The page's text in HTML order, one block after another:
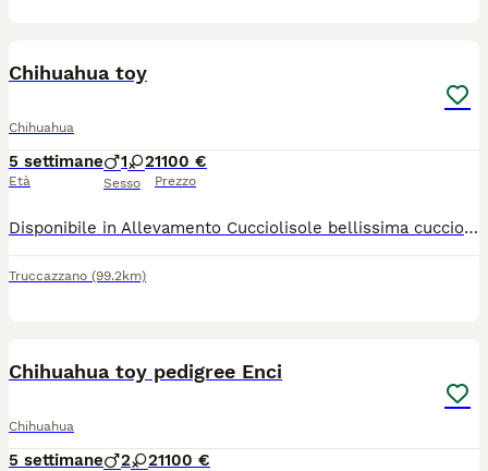
Chihuahua toy
Chihuahua
5 settimane
Età
1 2
Sesso
1100 €
Prezzo
Disponibile in Allevamento Cucciolisole bellissima cucciola di chihuahua sia femmina che maschio. La cucciola avrà doppia sverminazione, primo e secondo vaccino, libretto sanitario e visita veterinaria, microchip con relativo passaggio di proprietà e trattamento antiparassitario, PEDIGREE ENCI. Sarà abituata all'uso della traversina igienica e socializzata con altri cani e gatti. Cresce in famiglia giocando con bambini... Per info e video anche whatapp al 329 6954062
Truccazzano (99.2km)
Chihuahua toy pedigree Enci
Chihuahua
5 settimane 2 21100 €